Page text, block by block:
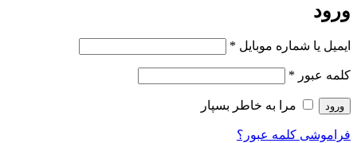
ورود
ایمیل یا شماره موبایل *
کلمه عبور *
ورود مرا به خاطر بسپار
فراموشی کلمه عبور؟